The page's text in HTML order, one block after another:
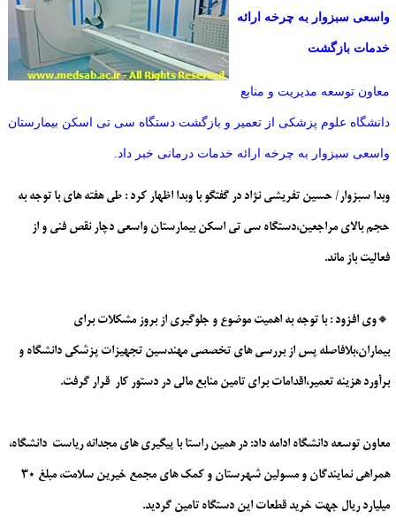
واسعی سبزوار به چرخه ارائه
خدمات بازگشت
معاون توسعه مدیریت و منابع
دانشگاه علوم پزشکی از تعمیر و بازگشت دستگاه سی تی اسکن بیمارستان
واسعی سبزوار به چرخه ارائه خدمات درمانی خبر داد.
وبدا سبزوار/ حسین تفریشی نژاد در گفتگو با وبدا اظهار کرد : طی هفته های با توجه به
حجم بالای مراجعین،دستگاه سی تی اسکن بیمارستان واسعی دچار نقص فنی و از
فعالیت باز ماند.
🔸وی افزود : با توجه به اهمیت موضوع و جلوگیری از بروز مشکلات برای
بیماران،بلافاصله پس از بررسی های تخصصی مهندسین تجهیزات پزشکی دانشگاه و
برآورد هزینه تعمیر،اقدامات برای تامین منابع مالی در دستور کار قرار گرفت.
معاون توسعه دانشگاه ادامه داد: در همین راستا با پیگیری های مجدانه ریاست دانشگاه،
همراهی نمایندگان و مسولین شهرستان و کمک های مجمع خیرین سلامت، مبلغ ۳۰
میلیارد ریال جهت خرید قطعات این دستگاه تامین گردید.